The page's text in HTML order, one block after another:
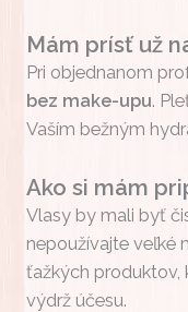
Mám prísť už
Pri objednanom
bez make-upu.
Vaším bežným
Ako si mám
Vlasy by mali byť
nepoužívajte veľké
ťažkých produktov,
výdrž účesu.